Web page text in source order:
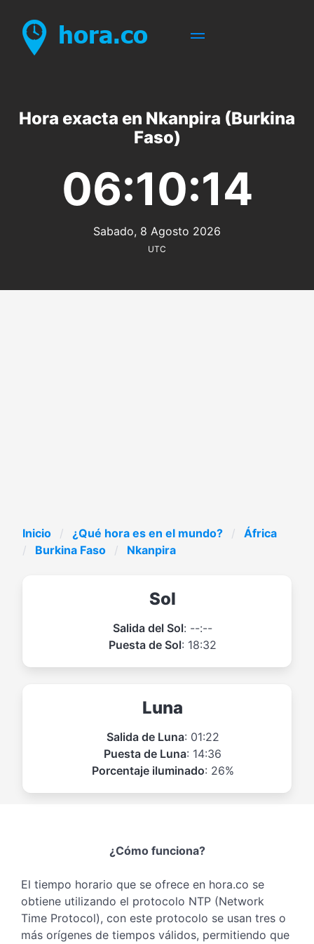
Hora exacta en Nkanpira (Burkina
Faso)
06:10:14
Sabado, 8 Agosto 2026
UTC
Inicio ¿Qué hora es en el mundo?
África
Burkina Faso
Nkanpira
Sol
Salida del Sol: --:--
Puesta de Sol: 18:32
Luna
Salida de Luna: 01:22
Puesta de Luna: 14:36
Porcentaje iluminado: 26%
¿Cómo funciona?
El tiempo horario que se ofrece en hora.co se
obtiene utilizando el protocolo NTP (Network
Time Protocol), con este protocolo se usan tres o
más orígenes de tiempos válidos, permitiendo que